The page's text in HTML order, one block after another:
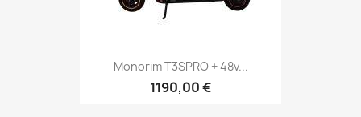
Monorim T3SPRO + 48v...
1190,00 €